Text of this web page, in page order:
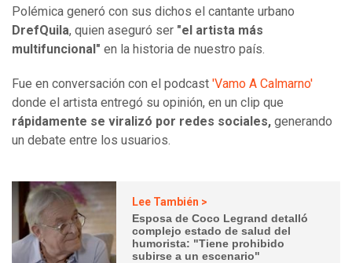
Polémica generó con sus dichos el cantante urbano
DrefQuila, quien aseguró ser "el artista más
multifuncional" en la historia de nuestro país.
Fue en conversación con el podcast 'Vamo A Calmarno'
donde el artista entregó su opinión, en un clip que
rápidamente se viralizó por redes sociales, generando
un debate entre los usuarios.
Lee También >
Esposa de Coco Legrand detalló
complejo estado de salud del
humorista: "Tiene prohibido
subirse a un escenario"